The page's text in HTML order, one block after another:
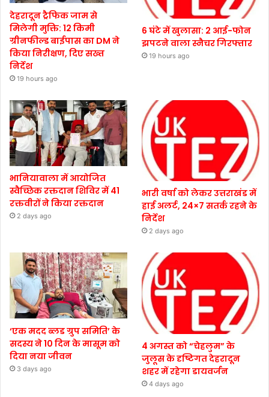
देहरादून ट्रैफिक जाम से
मिलेगी मुक्ति: 12 किमी
ग्रीनफील्ड बाईपास का DM ने
किया निरीक्षण, दिए सख्त
निर्देश
19 hours ago
6 घंटे में खुलासा: 2 आई-फोन
झपटने वाला स्नैचर गिरफ्तार
19 hours ago
भानियावाला में आयोजित
स्वैच्छिक रक्तदान शिविर में 41
रक्तवीरों ने किया रक्तदान
2 days ago
भारी वर्षा को लेकर उत्तराखंड में
हाई अलर्ट, 24×7 सतर्क रहने के
निर्देश
2 days ago
‘एक मदद ब्लड ग्रुप समिति’ के
सदस्य ने 10 दिन के मासूम को
दिया नया जीवन
3 days ago
4 अगस्त को “चेहलुम” के
जुलूस के दृष्टिगत देहरादून
शहर में रहेगा डायवर्जन
4 days ago